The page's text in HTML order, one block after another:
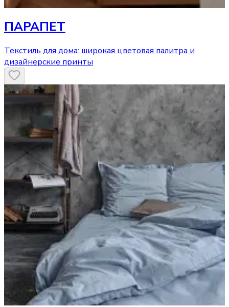
ПАРАПЕТ
Текстиль для дома: широкая цветовая палитра и
дизайнерские принты